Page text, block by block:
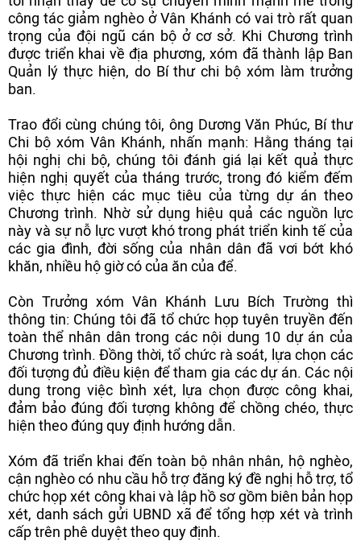
công tác giảm nghèo ở Vân Khánh có vai trò rất quan
trọng của đội ngũ cán bộ ở cơ sở. Khi Chương trình
được triển khai về địa phương, xóm đã thành lập Ban
Quản lý thực hiện, do Bí thư chi bộ xóm làm trưởng
ban.
Trao đổi cùng chúng tôi, ông Dương Văn Phúc, Bí thư
Chi bộ xóm Vân Khánh, nhấn mạnh: Hằng tháng tại
hội nghị chi bộ, chúng tôi đánh giá lại kết quả thực
hiện nghị quyết của tháng trước, trong đó kiểm đếm
việc thực hiện các mục tiêu của từng dự án theo
Chương trình. Nhờ sử dụng hiệu quả các nguồn lực
này và sự nỗ lực vượt khó trong phát triển kinh tế của
các gia đình, đời sống của nhân dân đã vơi bớt khó
khăn, nhiều hộ giờ có của ăn của để.
Còn Trưởng xóm Vân Khánh Lưu Bích Trường thì
thông tin: Chúng tôi đã tổ chức họp tuyên truyền đến
toàn thể nhân dân trong các nội dung 10 dự án của
Chương trình. Đồng thời, tổ chức rà soát, lựa chọn các
đối tượng đủ điều kiện để tham gia các dự án. Các nội
dung trong việc bình xét, lựa chọn được công khai,
đảm bảo đúng đối tượng không để chồng chéo, thực
hiện theo đúng quy định hướng dẫn.
Xóm đã triển khai đến toàn bộ nhân nhân, hộ nghèo,
cận nghèo có nhu cầu hỗ trợ đăng ký đề nghị hỗ trợ, tổ
chức họp xét công khai và lập hồ sơ gồm biên bản họp
xét, danh sách gửi UBND xã để tổng hợp xét và trình
cấp trên phê duyệt theo quy định.